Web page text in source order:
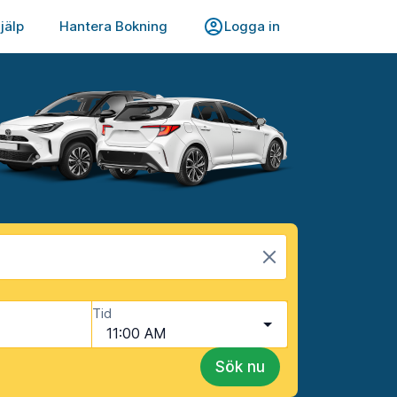
Hantera Bokning Logga in
Tid
11:00 AM
Sök nu